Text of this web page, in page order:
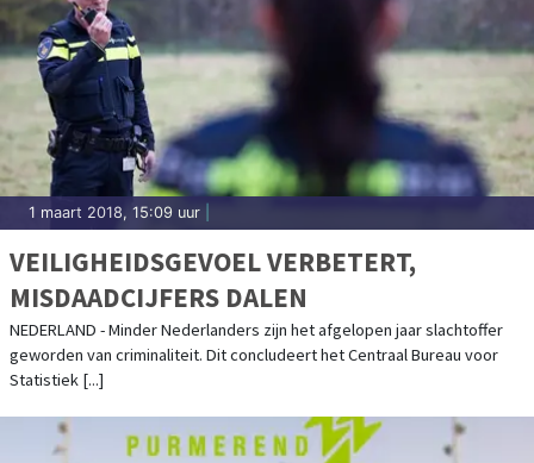
1 maart 2018, 15:09 uur
VEILIGHEIDSGEVOEL VERBETERT,
MISDAADCIJFERS DALEN
NEDERLAND - Minder Nederlanders zijn het afgelopen jaar slachtoffer
geworden van criminaliteit. Dit concludeert het Centraal Bureau voor
Statistiek [...]